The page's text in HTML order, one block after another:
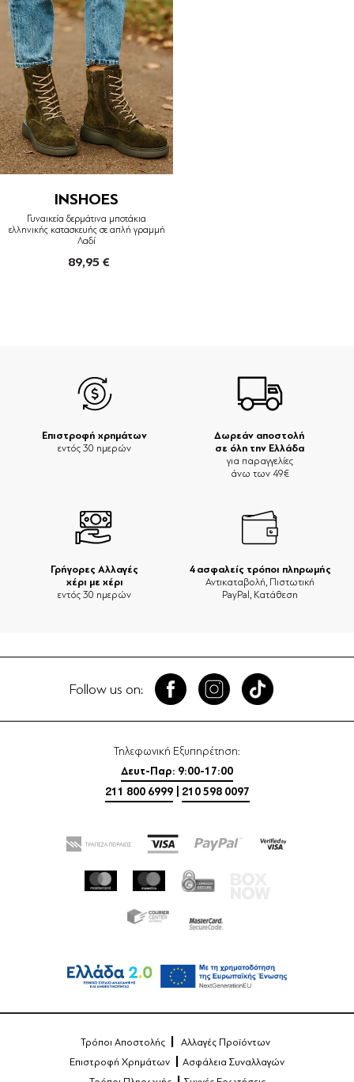
INSHOES
Γυναικεία δερμάτινα μποτάκια
ελληνικής κατασκευής σε απλή γραμμή
Λαδί
89,95 €
Δωρεάν αποστολή
σε όλη την Ελλάδα
για παραγγελίες
άνω των 49€
Επιστροφή χρημάτων
εντός 30 ημερών
Γρήγορες Αλλαγές
χέρι με χέρι
εντός 30 ημερών
4 ασφαλείς τρόποι πληρωμής
Αντικαταβολή, Πιστωτική
PayPal, Κατάθεση
Follow us on:
Τηλεφωνική Εξυπηρέτηση:
Δευτ-Παρ: 9:00-17:00
211 800 6999
210 598 0097
Τρόποι Αποστολής
Αλλαγές Προϊόντων
Επιστροφή Χρημάτων
Ασφάλεια Συναλλαγών